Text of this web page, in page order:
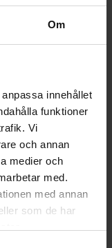
Om
innehållet
funktioner
Vi
och annan
medier och
med.
med annan
som de har
- Vit, 26L -
1 899:-